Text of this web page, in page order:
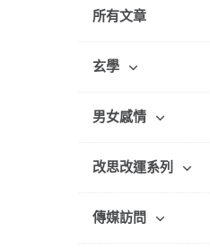
所有文章
玄學
男女感情
改思改運系列
傳媒訪問